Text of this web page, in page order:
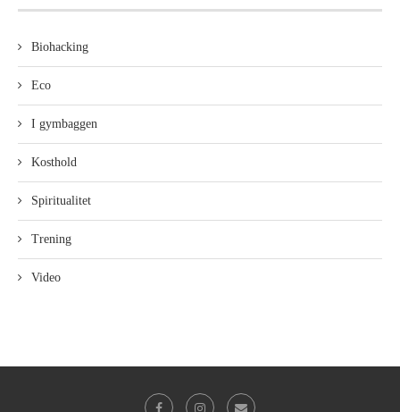
Biohacking
Eco
I gymbaggen
Kosthold
Spiritualitet
Trening
Video